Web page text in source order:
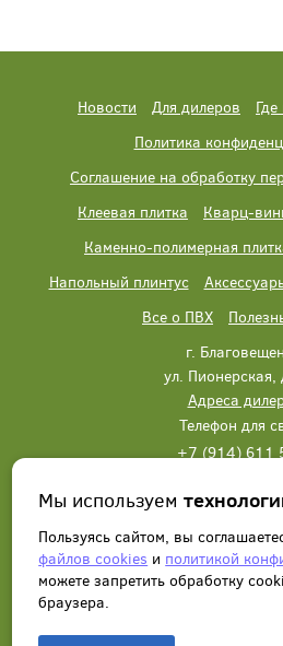
Новости Для дилеров
Политика
Соглашение на обработку
Клеевая плитка
Кварц-
Каменно-полимерная
Напольный плинтус
Все о ПВХ
г.
ул.
Адреса
Телефон для
+7 (914) 611
Написать нам
Мы используем
Пользуясь сайтом, вы
файлов cookies и политикой
можете запретить обработку
браузера.